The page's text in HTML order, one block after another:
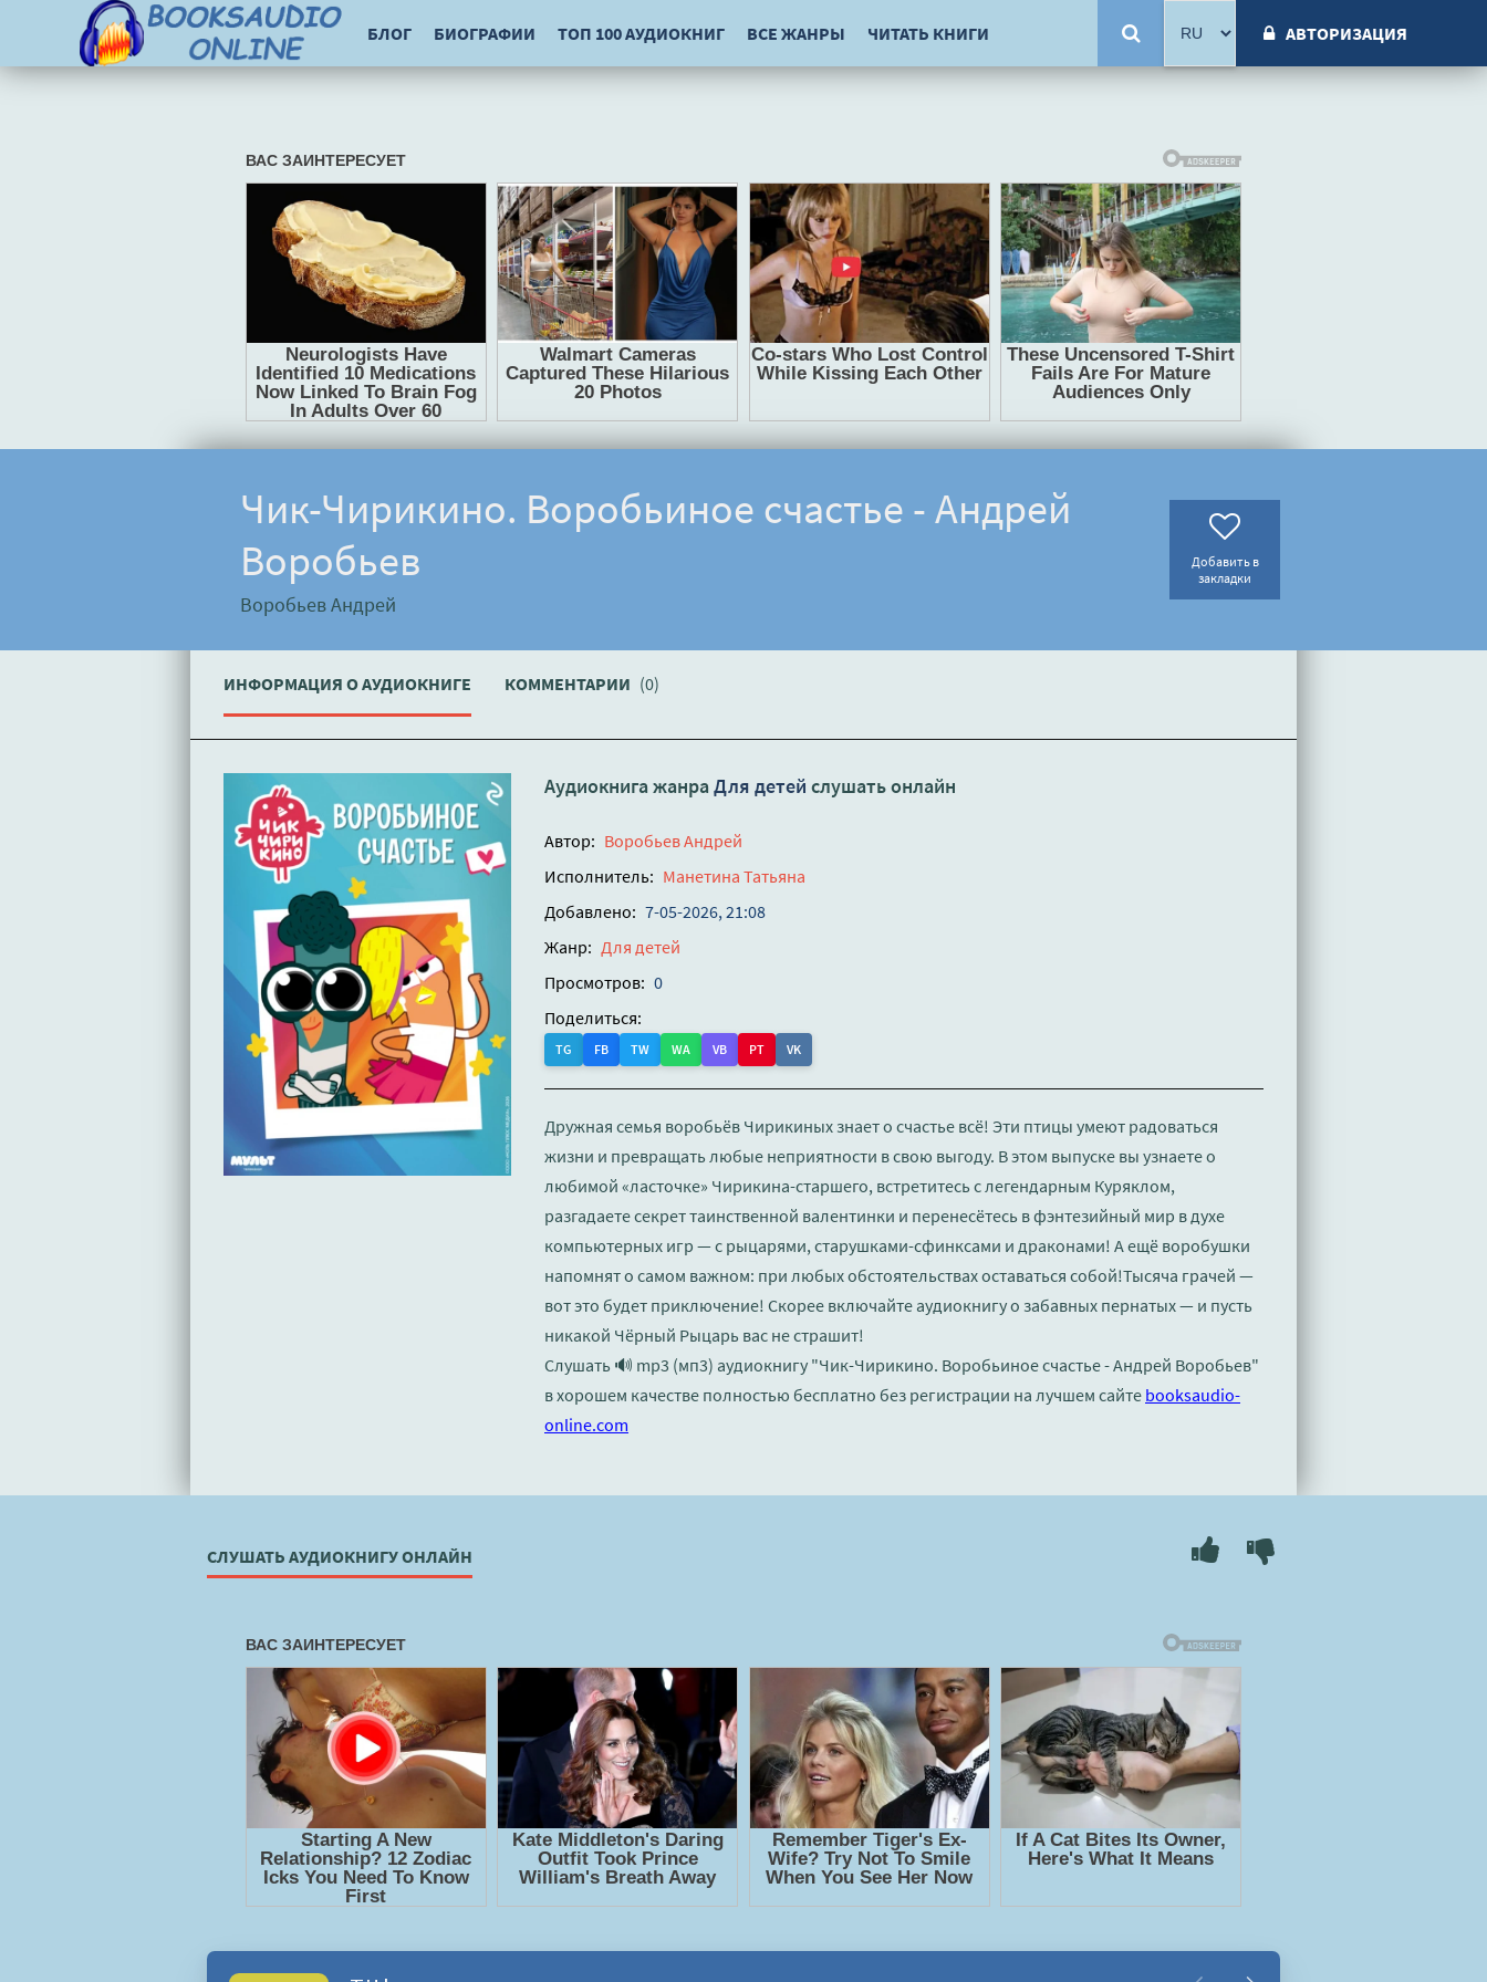
БЛОГ БИОГРАФИИ ТОП 100 АУДИОКНИГ ВСЕ ЖАНРЫ ЧИТАТЬ КНИГИ АВТОРИЗАЦИЯ
Чик-Чирикино. Воробьиное счастье - Андрей
Воробьев
Воробьев Андрей
Добавить в
закладки
ИНФОРМАЦИЯ О АУДИОКНИГЕ КОММЕНТАРИИ (0)
Аудиокнига жанра Для детей слушать онлайн
Автор: Воробьев Андрей
Исполнитель: Манетина Татьяна
Добавлено: 7-05-2026, 21:08
Жанр: Для детей
Просмотров: 0
Поделиться:
TG FB TW WA VB PT VK
Дружная семья воробьёв Чирикиных знает о счастье всё! Эти птицы умеют радоваться
жизни и превращать любые неприятности в свою выгоду. В этом выпуске вы узнаете о
любимой «ласточке» Чирикина-старшего, встретитесь с легендарным Куряклом,
разгадаете секрет таинственной валентинки и перенесётесь в фэнтезийный мир в духе
компьютерных игр — с рыцарями, старушками-сфинксами и драконами! А ещё воробушки
напомнят о самом важном: при любых обстоятельствах оставаться собой!Тысяча грачей —
вот это будет приключение! Скорее включайте аудиокнигу о забавных пернатых — и пусть
никакой Чёрный Рыцарь вас не страшит!
Слушать 🔊 mp3 (мп3) аудиокнигу "Чик-Чирикино. Воробьиное счастье - Андрей Воробьев"
в хорошем качестве полностью бесплатно без регистрации на лучшем сайте booksaudio-
online.com
СЛУШАТЬ АУДИОКНИГУ ОНЛАЙН